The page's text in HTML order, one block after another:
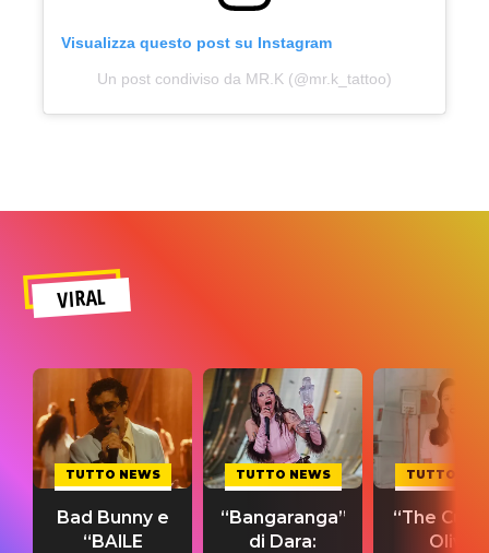
Visualizza questo post su Instagram
Un post condiviso da MR.K (@mr.k_tattoo)
VIRAL
TUTTO NEWS
Bad Bunny e
“BAILE
TUTTO NEWS
“Bangaranga”
di Dara:
TUTTO
“The
Olivia